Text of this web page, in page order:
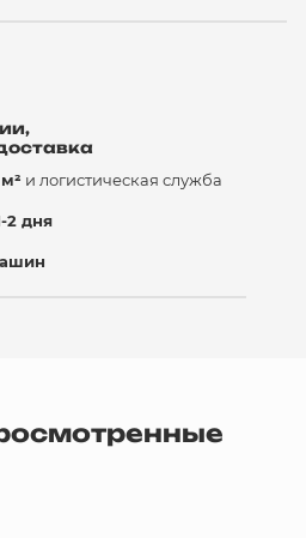
и логистическая служба
2 дня